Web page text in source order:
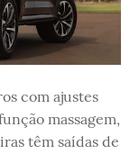
com ajustes
massagem,
têm saídas de